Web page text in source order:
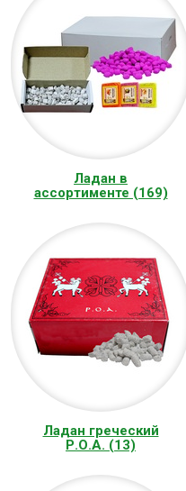
Ладан в
ассортименте (169)
Ладан греческий
Р.О.А. (13)